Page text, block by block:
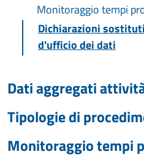
Monitoraggio tempi
Dichiarazioni
d'ufficio dei dati
Dati aggregati
Tipologie di
Monitoraggio tempi